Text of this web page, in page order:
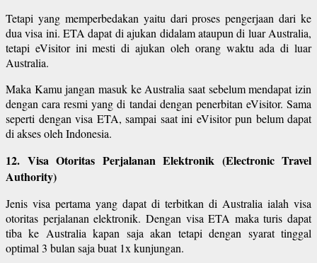
Tetapi yang memperbedakan yaitu dari proses pengerjaan dari ke
dua visa ini. ETA dapat di ajukan didalam ataupun di luar Australia,
tetapi eVisitor ini mesti di ajukan oleh orang waktu ada di luar
Australia.
Maka Kamu jangan masuk ke Australia saat sebelum mendapat izin
dengan cara resmi yang di tandai dengan penerbitan eVisitor. Sama
seperti dengan visa ETA, sampai saat ini eVisitor pun belum dapat
di akses oleh Indonesia.
12. Visa Otoritas Perjalanan Elektronik (Electronic Travel
Authority)
Jenis visa pertama yang dapat di terbitkan di Australia ialah visa
otoritas perjalanan elektronik. Dengan visa ETA maka turis dapat
tiba ke Australia kapan saja akan tetapi dengan syarat tinggal
optimal 3 bulan saja buat 1x kunjungan.